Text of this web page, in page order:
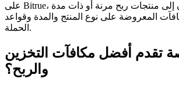
على Bitrue، ينضم المستخدمون إلى منتجات ربح مرنة أو ذات مدة
المعروضة على نوع المنتج والمدة وقواعد
الحملة.
تقدم أفضل مكافآت التخزين
والربح؟